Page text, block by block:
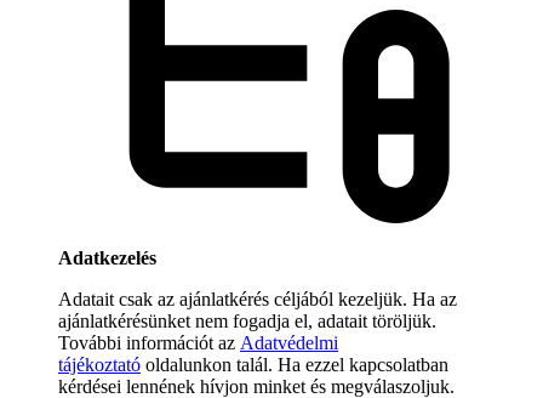
Adatkezelés
Adatait csak az ajánlatkérés céljából kezeljük. Ha az
ajánlatkérésünket nem fogadja el, adatait töröljük.
További információt az Adatvédelmi
tájékoztató oldalunkon talál. Ha ezzel kapcsolatban
kérdései lennének hívjon minket és megválaszoljuk.